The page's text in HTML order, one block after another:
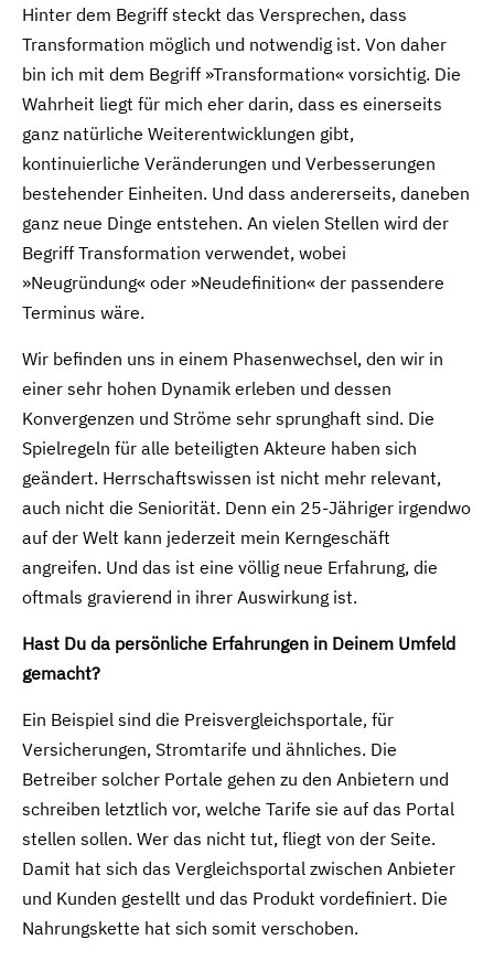
Hinter dem Begriff steckt das Versprechen, dass
Transformation möglich und notwendig ist. Von daher
bin ich mit dem Begriff »Transformation« vorsichtig. Die
Wahrheit liegt für mich eher darin, dass es einerseits
ganz natürliche Weiterentwicklungen gibt,
kontinuierliche Veränderungen und Verbesserungen
bestehender Einheiten. Und dass andererseits, daneben
ganz neue Dinge entstehen. An vielen Stellen wird der
Begriff Transformation verwendet, wobei
»Neugründung« oder »Neudefinition« der passendere
Terminus wäre.
Wir befinden uns in einem Phasenwechsel, den wir in
einer sehr hohen Dynamik erleben und dessen
Konvergenzen und Ströme sehr sprunghaft sind. Die
Spielregeln für alle beteiligten Akteure haben sich
geändert. Herrschaftswissen ist nicht mehr relevant,
auch nicht die Seniorität. Denn ein 25-Jähriger irgendwo
auf der Welt kann jederzeit mein Kerngeschäft
angreifen. Und das ist eine völlig neue Erfahrung, die
oftmals gravierend in ihrer Auswirkung ist.
Hast Du da persönliche Erfahrungen in Deinem Umfeld
gemacht?
Ein Beispiel sind die Preisvergleichsportale, für
Versicherungen, Stromtarife und ähnliches. Die
Betreiber solcher Portale gehen zu den Anbietern und
schreiben letztlich vor, welche Tarife sie auf das Portal
stellen sollen. Wer das nicht tut, fliegt von der Seite.
Damit hat sich das Vergleichsportal zwischen Anbieter
und Kunden gestellt und das Produkt vordefiniert. Die
Nahrungskette hat sich somit verschoben.